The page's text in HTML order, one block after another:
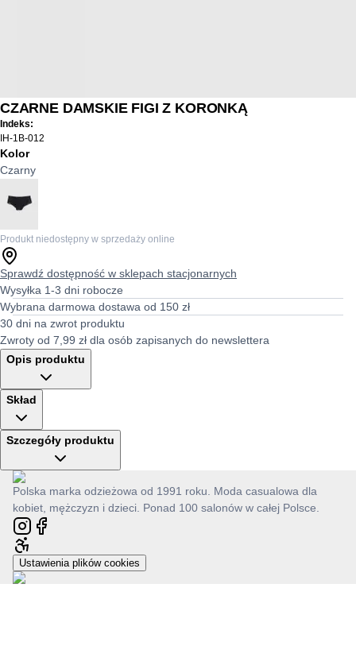
CZARNE DAMSKIE FIGI Z KORONKĄ
Indeks:
IH-1B-012
Kolor
Czarny
Produkt niedostępny w sprzedaży online
Sprawdź dostępność w sklepach stacjonarnych
Wysyłka 1-3 dni robocze
Wybrana darmowa dostawa od 150 zł
30 dni na zwrot produktu
Zwroty od 7,99 zł dla osób zapisanych do newslettera
Opis produktu
Skład
Szczegóły produktu
Polska marka odzieżowa od 1991 roku. Moda casualowa dla
kobiet, mężczyzn i dzieci. Ponad 100 salonów w całej Polsce.
Ustawienia plików cookies